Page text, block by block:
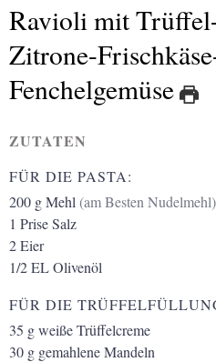
Ravioli mit
Zitrone-
Fenchelgemüse
ZUTATEN
FÜR DIE PASTA:
200 gMehl (am Besten Nudelmehl)
1 Prise Salz
2Eier
1/2ELOlivenöl
FÜR DIE
35 gweiße Trüffelcreme
30 g gemahlene Mandeln